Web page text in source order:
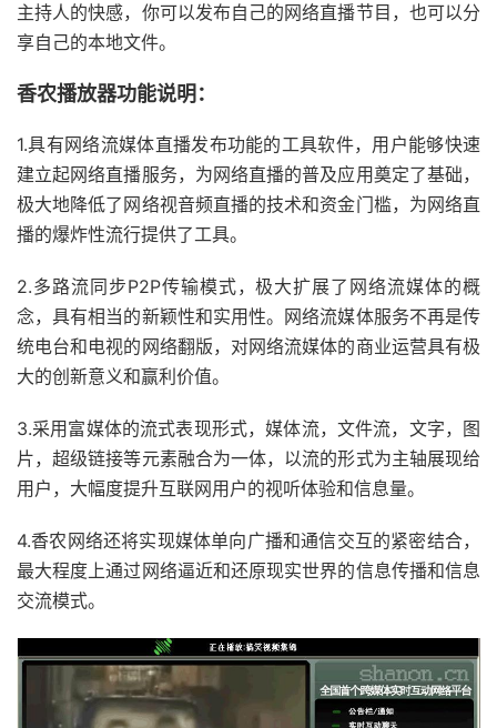
主持人的快感，你可以发布自己的网络直播节目，也可以分
享自己的本地文件。
香农播放器功能说明：
1.具有网络流媒体直播发布功能的工具软件，用户能够快速
建立起网络直播服务，为网络直播的普及应用奠定了基础，
极大地降低了网络视音频直播的技术和资金门槛，为网络直
播的爆炸性流行提供了工具。
2.多路流同步P2P传输模式，极大扩展了网络流媒体的概
念，具有相当的新颖性和实用性。网络流媒体服务不再是传
统电台和电视的网络翻版，对网络流媒体的商业运营具有极
大的创新意义和赢利价值。
3.采用富媒体的流式表现形式，媒体流，文件流，文字，图
片，超级链接等元素融合为一体，以流的形式为主轴展现给
用户，大幅度提升互联网用户的视听体验和信息量。
4.香农网络还将实现媒体单向广播和通信交互的紧密结合，
最大程度上通过网络逼近和还原现实世界的信息传播和信息
交流模式。